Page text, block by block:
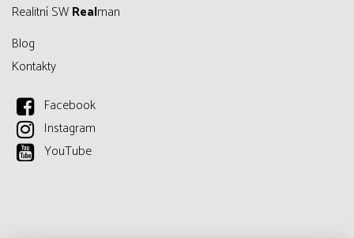
Realitní SWRealman
Blog
Kontakty
Facebook
Instagram
YouTube